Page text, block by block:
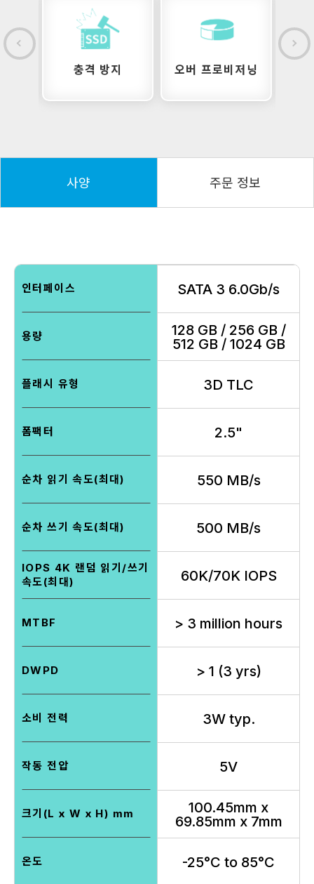
충격 방지 오버 프로비저닝
사양 주문 정보
인터페이스 SATA 3 6.0Gb/s
용량
128 GB / 256 GB /
512 GB / 1024 GB
플래시 유형 3D TLC
폼팩터 2.5"
순차 읽기 속도(최대) 550 MB/s
순차 쓰기 속도(최대) 500 MB/s
IOPS 4K 랜덤 읽기/쓰기
속도(최대)
60K/70K IOPS
MTBF > 3 million hours
DWPD > 1 (3 yrs)
소비 전력 3W typ.
작동 전압 5V
크기(L x W x H) mm
100.45mm x
69.85mm x 7mm
온도 -25°C to 85°C